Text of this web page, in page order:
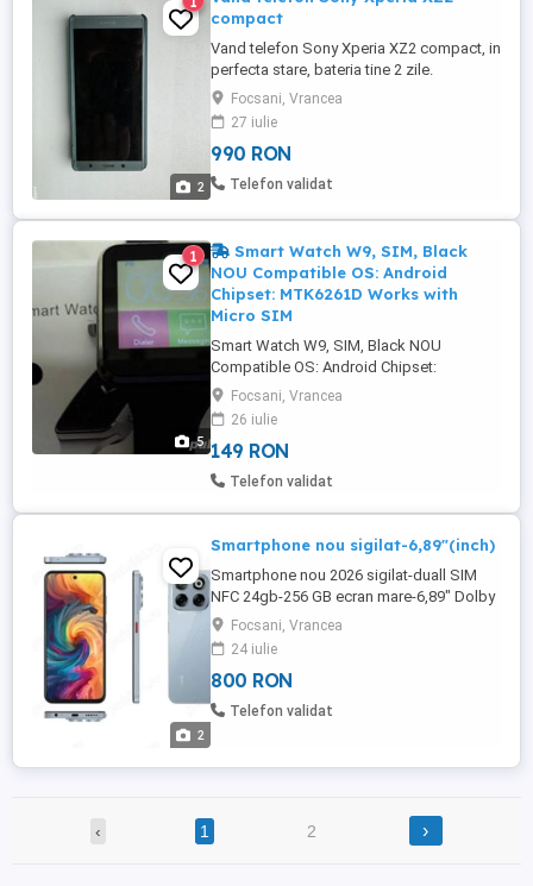
2
compact
Vand telefon Sony Xperia XZ2 compact, in
perfecta stare, bateria tine 2 zile.
Focsani, Vrancea
27 iulie
990 RON
Telefon validat
5
1
Smart Watch W9, SIM, Black
NOU Compatible OS: Android
Chipset: MTK6261D Works with
Micro SIM
Smart Watch W9, SIM, Black NOU
Compatible OS: Android Chipset:
MTK6261D Works with Micro SIM card
Frequency - GSM 850/900/1800/1900
MHz Bluetooth 3.0 SD card slot up to
32GB Display: 1.22 "TFT Touch Screen
240x240px 2.0M camera Battery - 380mAh
phone is more ...
Focsani, Vrancea
26 iulie
149 RON
Telefon validat
2
Smartphone nou sigilat-6,89"(inch)
Smartphone nou 2026 sigilat-duall SIM
NFC 24gb-256 GB ecran mare-6,89" Dolby
acc.5500 mAh.
Focsani, Vrancea
24 iulie
800 RON
Telefon validat
‹ 1 2 ›